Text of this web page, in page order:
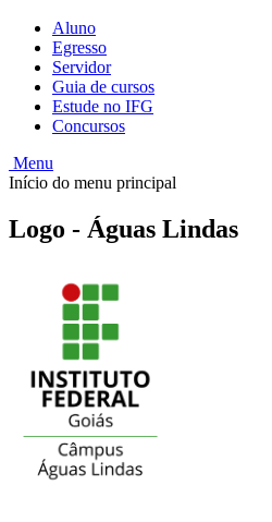
Aluno
Egresso
Servidor
Guia de cursos
Estude no IFG
Concursos
Menu
Início do menu principal
Logo - Águas Lindas